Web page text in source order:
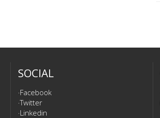
SOCIAL
Facebook
Twitter
Linkedin